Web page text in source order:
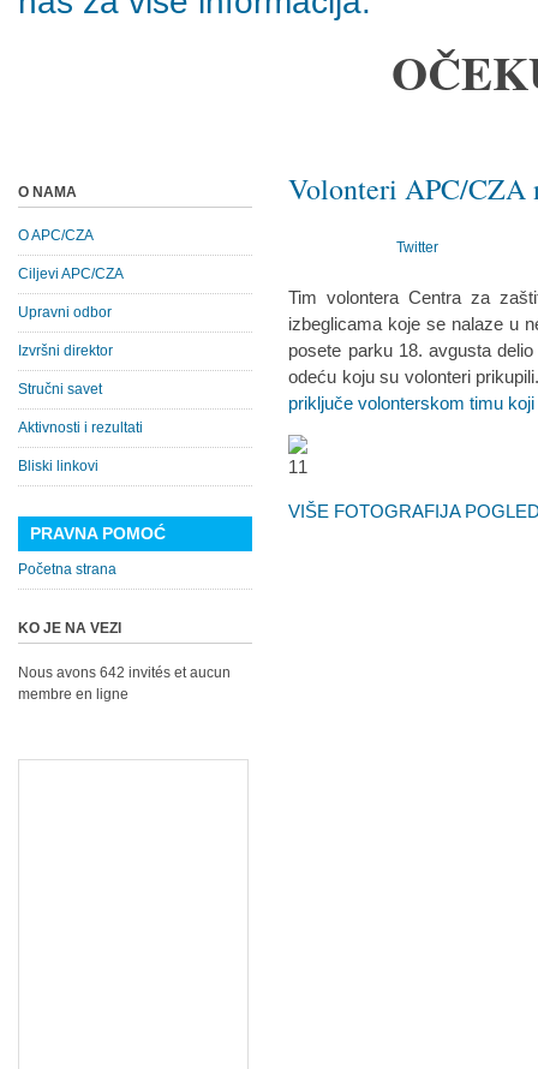
Volonteri APC/CZA
Twitter
Tim volontera Centra za
izbeglicama koje se nalaze u
posete parku 18. avgusta
odeću koju su volonteri
priključe volonterskom timu
VIŠE FOTOGRAFIJA
O NAMA
O APC/CZA
Ciljevi APC/CZA
Upravni odbor
Izvršni direktor
Stručni savet
Aktivnosti i rezultati
Bliski linkovi
PRAVNA POMOĆ
Početna strana
KO JE NA VEZI
Nous avons 642 invités et aucun
membre en ligne